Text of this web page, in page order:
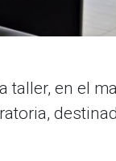
taller, en el